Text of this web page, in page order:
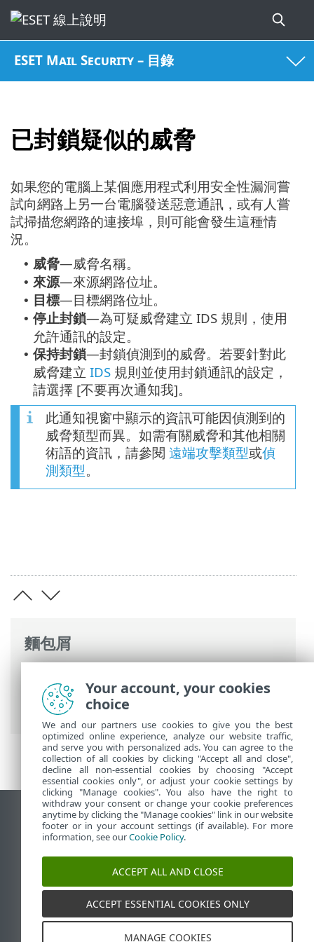
ESET Mail Security – 目錄
已封鎖疑似的威脅
麵包屑
設定>裝置防護 >網路存取防護>網路攻擊
防護> 已封鎖疑似的威脅
如果您的電腦上某個應用程式利用安全性漏洞嘗
試向網路上另一台電腦發送惡意通訊，或有人嘗
試掃描您網路的連接埠，則可能會發生這種情
況。
• 威脅—威脅名稱。
• 來源—來源網路位址。
• 目標—目標網路位址。
• 停止封鎖—為可疑威脅建立 IDS 規則，使用
允許通訊的設定。
• 保持封鎖—封鎖偵測到的威脅。若要針對此
威脅建立 IDS 規則並使用封鎖通訊的設定，
請選擇 [不要再次通知我]。
此通知視窗中顯示的資訊可能因偵測到的
威脅類型而異。如需有關威脅和其他相關
術語的資訊，請參閱 遠端攻擊類型或偵
測類型。
檢視桌面網站
End of Life
ESET 知識庫
ESET Status Portal
地區設定
Your account, your cookies
choice
We and our partners use cookies to give you the best
optimized online experience, analyze our website traffic,
and serve you with personalized ads. You can agree to the
collection of all cookies by clicking "Accept all and close",
decline all non-essential cookies by choosing "Accept
essential cookies only", or adjust your cookie settings by
clicking "Manage cookies". You also have the right to
withdraw your consent or change your cookie preferences
anytime by clicking the "Manage cookies" link in our website
footer or in your account settings (if available). For more
information, see ourCookie Policy.
ACCEPT ALL AND CLOSE
ACCEPT ESSENTIAL COOKIES ONLY
MANAGE COOKIES